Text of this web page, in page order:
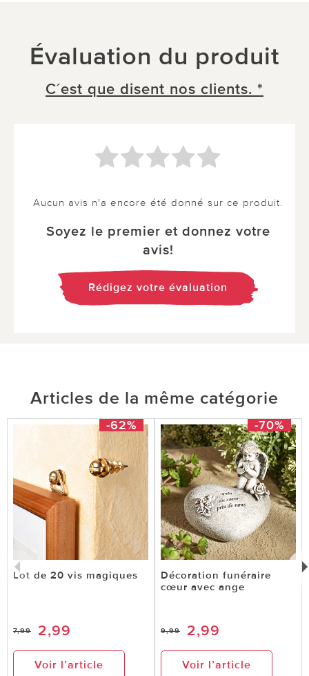
Évaluation du produit
C´est que disent nos clients. *
Aucun avis n'a encore été donné sur ce produit.
Soyez le premier et donnez votre
avis!
Rédigez votre évaluation
Articles de la même catégorie
-62%
Lot de 20 vis magiques
7,99 2,99
Voir l’article
-70%
Décoration funéraire
cœur avec ange
9,99 2,99
Voir l’article